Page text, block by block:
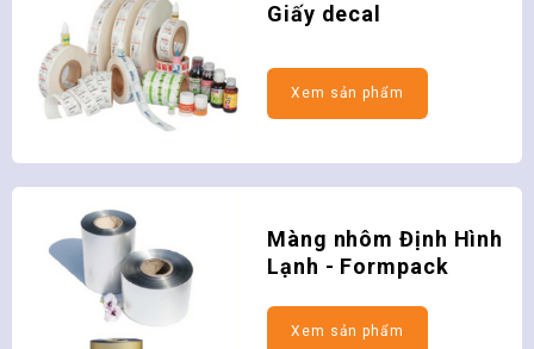
Giấy decal
Màng nhôm Định Hình
Lạnh - Formpack